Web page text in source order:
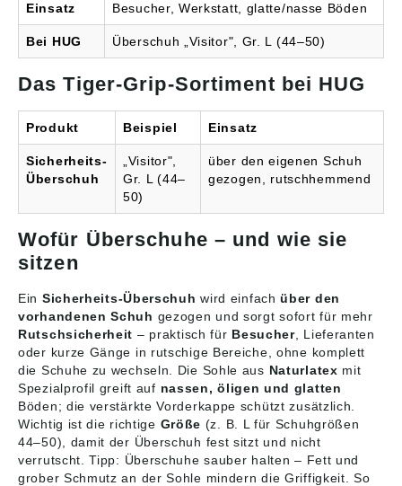
Einsatz Besucher, Werkstatt, glatte/nasse Böden
Bei HUG Überschuh „Visitor", Gr. L (44–50)
Das Tiger-Grip-Sortiment bei HUG
Produkt Beispiel Einsatz
Sicherheits-
Überschuh
„Visitor",
Gr. L (44–
50)
über den eigenen Schuh
gezogen, rutschhemmend
Wofür Überschuhe – und wie sie
sitzen
Ein Sicherheits-Überschuh wird einfachüber den
vorhandenen Schuh gezogen und sorgt sofort für mehr
Rutschsicherheit – praktisch für Besucher, Lieferanten
oder kurze Gänge in rutschige Bereiche, ohne komplett
die Schuhe zu wechseln. Die Sohle aus Naturlatex mit
Spezialprofil greift auf nassen, öligen und glatten
Böden; die verstärkte Vorderkappe schützt zusätzlich.
Wichtig ist die richtige Größe (z. B. L für Schuhgrößen
44–50), damit der Überschuh fest sitzt und nicht
verrutscht. Tipp: Überschuhe sauber halten – Fett und
grober Schmutz an der Sohle mindern die Griffigkeit. So